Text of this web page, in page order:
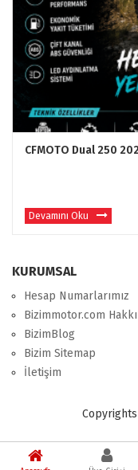
CFMOTO Dual 250
Devamını Oku
KURUMSAL
Hesap Numarlarımız
Bizimmotor.com
BizimBlog
Bizim Sitemap
İletişim